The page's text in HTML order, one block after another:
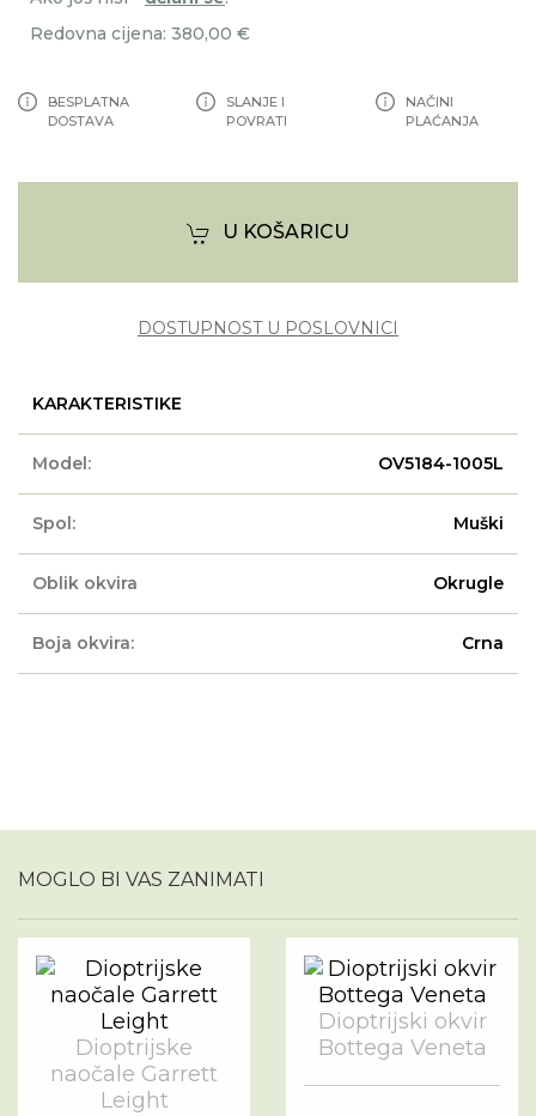
Redovna cijena: 380,00 €
BESPLATNA
DOSTAVA
SLANJE I
POVRATI
NAČINI
PLAĆANJA
U KOŠARICU
DOSTUPNOST U POSLOVNICI
KARAKTERISTIKE
Model: OV5184-1005L
Spol: Muški
Oblik okvira Okrugle
Boja okvira: Crna
MOGLO BI VAS ZANIMATI
Dioptrijske
naočale Garrett
Leight
Dioptrijski okvir
Bottega Veneta